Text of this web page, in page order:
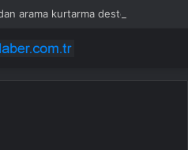
arama kurtarma desteği